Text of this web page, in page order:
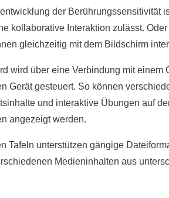
der Berührungssensitivität
kollaborative Interaktion zulässt.
gleichzeitig mit dem Bildschirm
wird über eine Verbindung mit einem
Gerät gesteuert. So können
und interaktive Übungen auf
angezeigt werden.
Tafeln unterstützen gängige
Medieninhalten aus